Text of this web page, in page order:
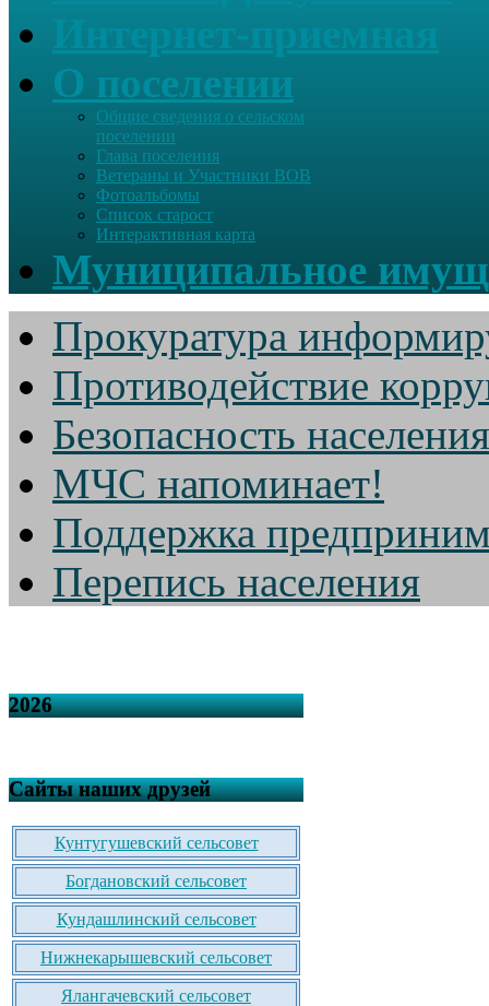
О поселении
Общие сведения о сельском
поселении
Глава поселения
Ветераны и Участники ВОВ
Фотоальбомы
Список старост
Интерактивная карта
Муниципальное
Прокуратура
Противодействие
Безопасность населения
МЧС напоминает!
Поддержка
Перепись населения
2026
Сайты наших друзей
Кунтугушевский сельсовет
Богдановский сельсовет
Кундашлинский сельсовет
Нижнекарышевский сельсовет
Ялангачевский сельсовет